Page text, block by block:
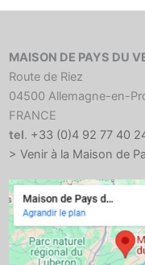
MAISON DE PAYS DU
Route de Riez
04500 Allemagne-en-
FRANCE
tel. +33 (0)4 92 77 40
> Venir à la Maison de